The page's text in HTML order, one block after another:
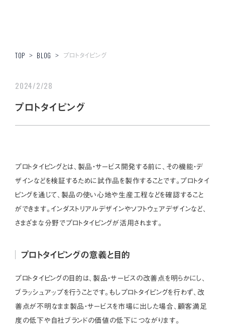
TOP > BLOG > プロトタイピング
2024/2/28
プロトタイピング
プロトタイピングとは、製品・サービス開発する前に、その機能・デ
ザインなどを検証するために試作品を製作することです。プロトタイ
ピングを通じて、製品の使い心地や生産工程などを確認すること
ができます。インダストリアルデザインやソフトウェアデザインなど、
さまざまな分野でプロトタイピングが活用されます。
プロトタイピングの意義と目的
プロトタイピングの目的は、製品・サービスの改善点を明らかにし、
ブラッシュアップを行うことです。もしプロトタイピングを行わず、改
善点が不明なまま製品・サービスを市場に出した場合、顧客満足
度の低下や自社ブランドの価値の低下につながります。